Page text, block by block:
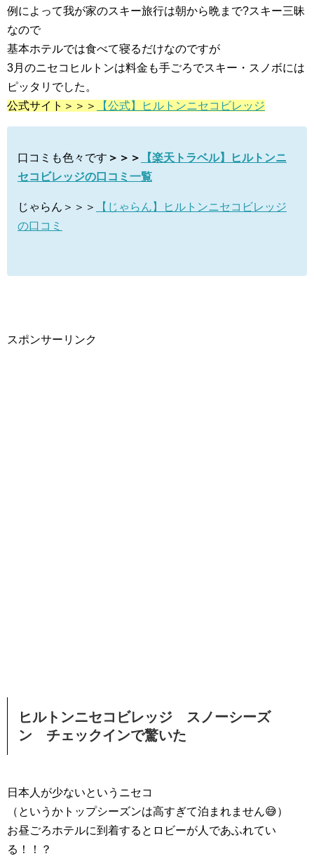
例によって我が家のスキー旅行は朝から晩まで?スキー三昧
なので
基本ホテルでは食べて寝るだけなのですが
3月のニセコヒルトンは料金も手ごろでスキー・スノボには
ピッタリでした。
公式サイト＞＞＞
【公式】ヒルトンニセコビレッジ
口コミも色々です ＞＞＞
【楽天トラベル】ヒルトンニ
セコビレッジの口コミ一覧
じゃらん＞＞＞
【じゃらん】ヒルトンニセコビレッジ
の口コミ
スポンサーリンク
ヒルトンニセコビレッジ スノーシーズ
ン チェックインで驚いた
日本人が少ないというニセコ
（というかトップシーズンは高すぎて泊まれません😅）
お昼ごろホテルに到着するとロビーが人であふれてい
る！！？